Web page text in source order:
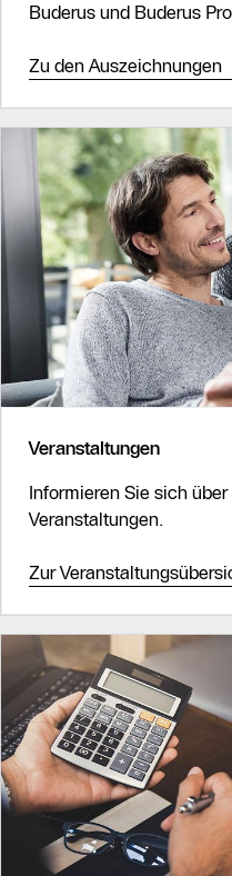
Buderus und Buderus
Zu den Auszeichnungen
Veranstaltungen
Informieren Sie sich
Veranstaltungen.
Zur